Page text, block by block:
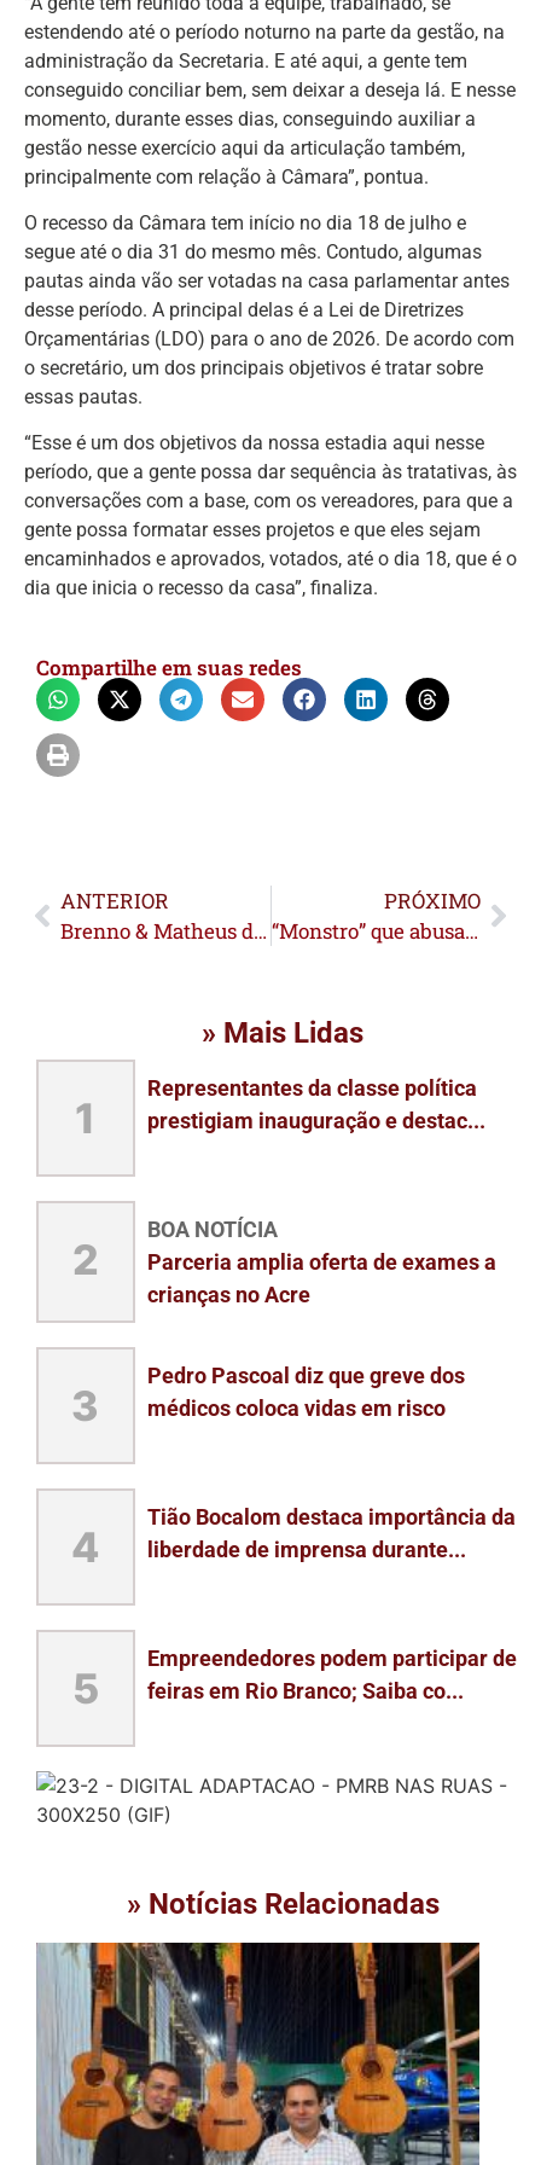
estendendo até o período noturno na parte da gestão, na
administração da Secretaria. E até aqui, a gente tem
conseguido conciliar bem, sem deixar a deseja lá. E nesse
momento, durante esses dias, conseguindo auxiliar a
gestão nesse exercício aqui da articulação também,
principalmente com relação à Câmara”, pontua.
O recesso da Câmara tem início no dia 18 de julho e
segue até o dia 31 do mesmo mês. Contudo, algumas
pautas ainda vão ser votadas na casa parlamentar antes
desse período. A principal delas é a Lei de Diretrizes
Orçamentárias (LDO) para o ano de 2026. De acordo com
o secretário, um dos principais objetivos é tratar sobre
essas pautas.
“Esse é um dos objetivos da nossa estadia aqui nesse
período, que a gente possa dar sequência às tratativas, às
conversações com a base, com os vereadores, para que a
gente possa formatar esses projetos e que eles sejam
encaminhados e aprovados, votados, até o dia 18, que é o
dia que inicia o recesso da casa”, finaliza.
Compartilhe em suas redes
ANTERIOR
Brenno & Matheus do hit “Descer pra BC” são confirmados na ExpoSena 2025
PRÓXIMO
“Monstro” que abusava sexualmente da filha desde os 3 anos da criança é preso pela polícia
» Mais Lidas
1
Representantes da classe política
prestigiam inauguração e destac...
2
BOA NOTÍCIA
Parceria amplia oferta de exames a
crianças no Acre
3
Pedro Pascoal diz que greve dos
médicos coloca vidas em risco
4
Tião Bocalom destaca importância da
liberdade de imprensa durante...
5
Empreendedores podem participar de
feiras em Rio Branco; Saiba co...
» Notícias Relacionadas